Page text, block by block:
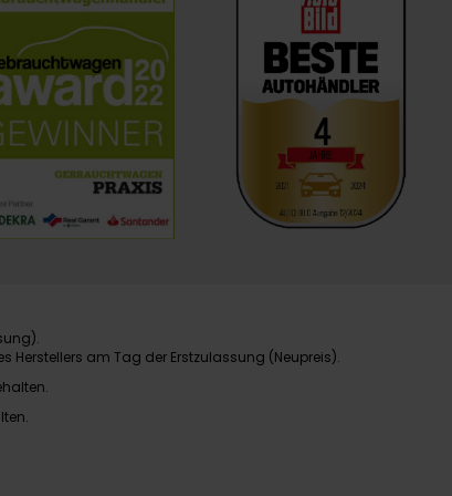
Herstellers am Tag der Erstzulassung (Neupreis).